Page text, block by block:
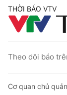
THỜI BÁO VTV
Theo dõi báo
Cơ quan chủ